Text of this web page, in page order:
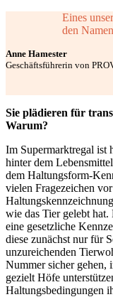
Eines
den
Anne Hamester
Geschäftsführerin von
Sie plädieren für
Warum?
Im Supermarktregal ist
hinter dem
dem Haltungsform-
vielen Fragezeichen
wie das Tier gelebt
eine gesetzliche
diese zunächst nur für
unzureichenden
Nummer sicher gehen,
gezielt Höfe
Haltungsbedingungen